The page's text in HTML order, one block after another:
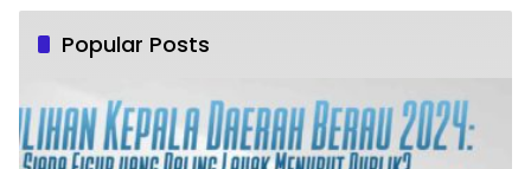
Popular Posts